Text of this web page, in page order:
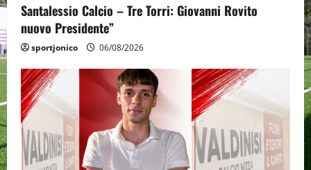
Santalessio Calcio – Tre Torri: Giovanni Rovito
nuovo Presidente”
sportjonico 06/08/2026